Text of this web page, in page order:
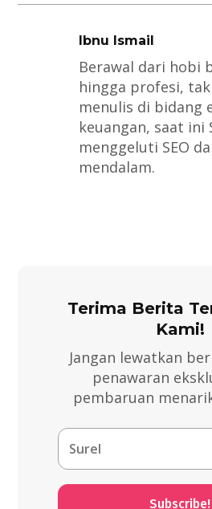
Ibnu Ismail
Berawal dari hobi
hingga profesi,
menulis di bidang
keuangan, saat ini
menggeluti SEO
mendalam.
Terima Berita
Kami!
Jangan lewatkan
penawaran
pembaruan
Subscribe!